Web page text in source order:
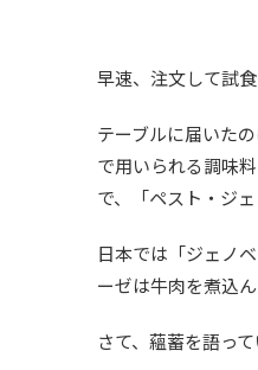
早速、注文して試食
テーブルに届いた
で用いられる調味
で、「ペスト・ジ
日本では「ジェノ
ーゼは牛肉を煮込
さて、蘊蓄を語っ